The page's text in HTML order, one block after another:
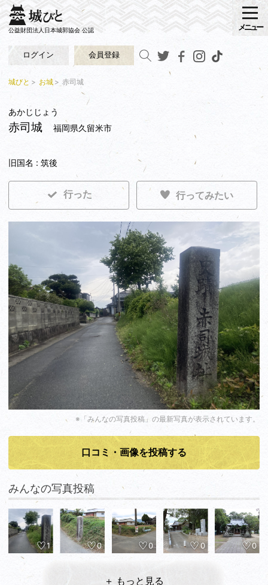
公益財団法人日本城郭協会 公認
ログイン 会員登録
メニュー
城びと お城 赤司城
あかじじょう
赤司城 福岡県久留米市
旧国名 : 筑後
行った 行ってみたい
※「みんなの写真投稿」の最新写真が表示されています。
口コミ・画像を投稿する
みんなの写真投稿
1 0 0 0 0
＋ もっと見る